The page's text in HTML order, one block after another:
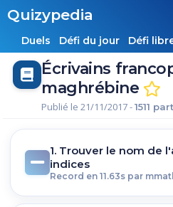
Quizypedia
Duels
Défi du jour Défi
Écrivains
maghrébine
Publié le 21/11/2017 -1511
1. Trouver le nom de
indices
Record en 11.63s par